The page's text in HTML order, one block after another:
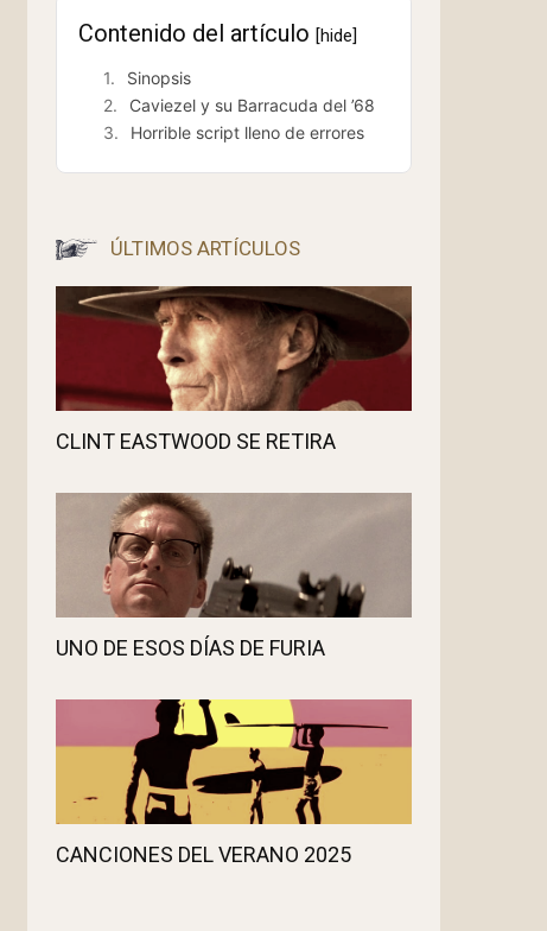
Contenido del artículo [hide]
Sinopsis
Caviezel y su Barracuda del ’68
Horrible script lleno de errores
ÚLTIMOS ARTÍCULOS
CLINT EASTWOOD SE RETIRA
UNO DE ESOS DÍAS DE FURIA
CANCIONES DEL VERANO 2025